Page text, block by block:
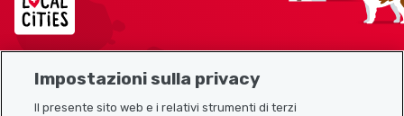
Impostazioni sulla privacy
Il presente sito web e i relativi strumenti di terzi